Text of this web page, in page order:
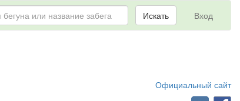
Вход
Искать
Официальный сайт